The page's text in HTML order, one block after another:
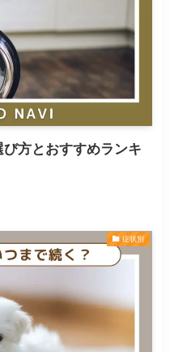
方とおすすめランキ
症状別